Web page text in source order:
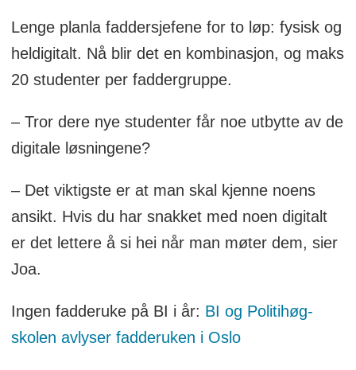
Lenge planla faddersjefene for to løp: fysisk og
heldigitalt. Nå blir det en kombinasjon, og maks
20 studenter per faddergruppe.
– Tror dere nye studenter får noe utbytte av de
digitale løsningene?
– Det viktigste er at man skal kjenne noens
ansikt. Hvis du har snakket med noen digitalt
er det lettere å si hei når man møter dem, sier
Joa.
Ingen fadderuke på BI i år: BI og Politi­høg­
skolen avlyser fadderuken i Oslo